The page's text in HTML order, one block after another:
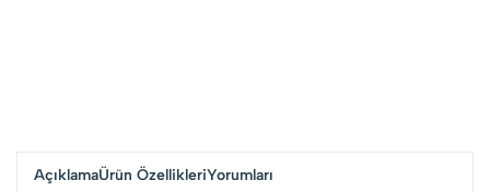
AçıklamaÜrün ÖzellikleriYorumları